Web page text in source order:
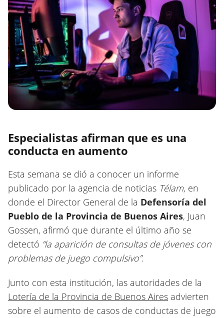
Especialistas afirman que es una
conducta en aumento
Esta semana se dió a conocer un informe
publicado por la agencia de noticias Télam, en
donde el Director General de la Defensoría del
Pueblo de la Provincia de Buenos Aires, Juan
Gossen, afirmó que durante el último año se
detectó “la aparición de consultas de jóvenes con
problemas de juego compulsivo”.
Junto con esta institución, las autoridades de la
Lotería de la Provincia de Buenos Aires advierten
sobre el aumento de casos de conductas de juego